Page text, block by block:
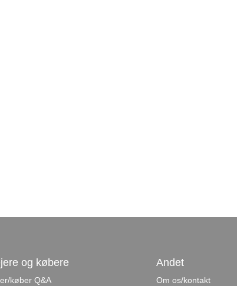
og købere
køber Q&A
Andet
Om os/kontakt